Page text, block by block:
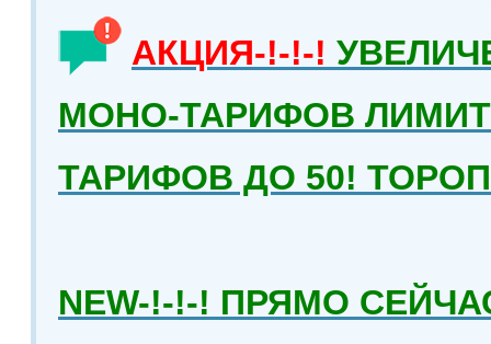
АКЦИЯ-!-!-!
МОНО-ТАРИФОВ
ТАРИФОВ ДО 50!
NEW-!-!-! ПРЯМО